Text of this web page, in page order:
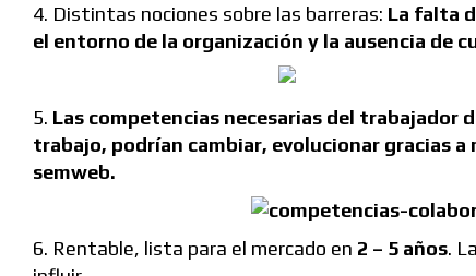
4. Distintas nociones sobre las barreras: La falta
el entorno de la organización y la ausencia de
5. Las competencias necesarias del trabajador
trabajo, podrían cambiar, evolucionar gracias
semweb.
6. Rentable, lista para el mercado en 2 – 5 años.